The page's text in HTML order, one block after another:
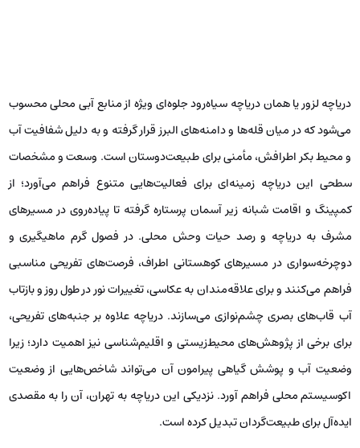
دریاچه لزور یا همان دریاچه سیاه‌رود جلوه‌ای ویژه از منابع آبی محلی محسوب
می‌شود که در میان قله‌ها و دامنه‌های البرز قرار گرفته و به دلیل شفافیت آب
و محیط بکر اطرافش، مأمنی برای طبیعت‌دوستان است. وسعت و مشخصات
سطحی این دریاچه زمینه‌ای برای فعالیت‌هایی متنوع فراهم می‌آورد؛ از
کمپینگ و اقامت شبانه زیر آسمان پرستاره گرفته تا پیاده‌روی در مسیرهای
مشرف به دریاچه و رصد حیات وحش محلی. در فصول گرم ماهیگیری و
دوچرخه‌سواری در مسیرهای کوهستانی اطراف، فرصت‌های تفریحی مناسبی
فراهم می‌کنند و برای علاقه‌مندان به عکاسی، تغییرات نور در طول روز و بازتاب‌
آب قاب‌های بصری چشم‌نوازی می‌سازند. دریاچه علاوه بر جنبه‌های تفریحی،
برای برخی از پژوهش‌های محیط‌زیستی و اقلیم‌شناسی نیز اهمیت دارد؛ زیرا
وضعیت آب و پوشش گیاهی پیرامون آن می‌تواند شاخص‌هایی از وضعیت
اکوسیستم محلی فراهم آورد. نزدیکی این دریاچه به تهران، آن را به مقصدی
ایده‌آل برای طبیعت‌گردان تبدیل کرده است.